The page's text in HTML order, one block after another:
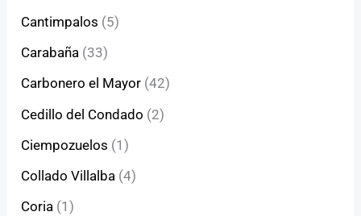
Cantimpalos (5)
Carabaña (33)
Carbonero el Mayor (42)
Cedillo del Condado (2)
Ciempozuelos (1)
Collado Villalba (4)
Coria (1)